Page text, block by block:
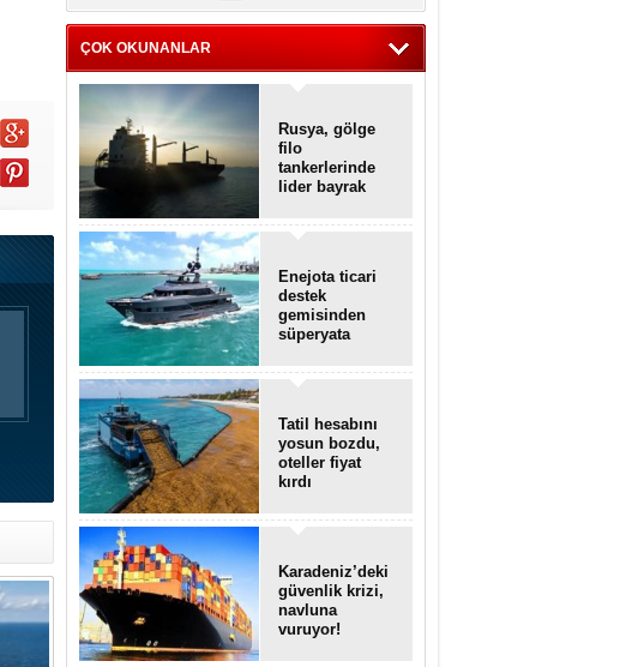
ithafen...
ÇOK OKUNANLAR
Rusya, gölge
filo
tankerlerinde
lider bayrak
Enejota ticari
destek
gemisinden
süperyata
Tatil hesabını
yosun bozdu,
oteller fiyat
kırdı
Karadeniz’deki
güvenlik krizi,
navluna
vuruyor!